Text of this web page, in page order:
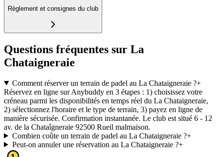
Règlement et consignes du club
Questions fréquentes sur La
Chataigneraie
Comment réserver un terrain de padel au La Chataigneraie ?+
Réservez en ligne sur Anybuddy en 3 étapes : 1) choisissez votre
créneau parmi les disponibilités en temps réel du La Chataigneraie,
2) sélectionnez l'horaire et le type de terrain, 3) payez en ligne de
manière sécurisée. Confirmation instantanée. Le club est situé 6 - 12
av. de la Chataîgneraie 92500 Rueil malmaison.
Combien coûte un terrain de padel au La Chataigneraie ?+
Peut-on annuler une réservation au La Chataigneraie ?+